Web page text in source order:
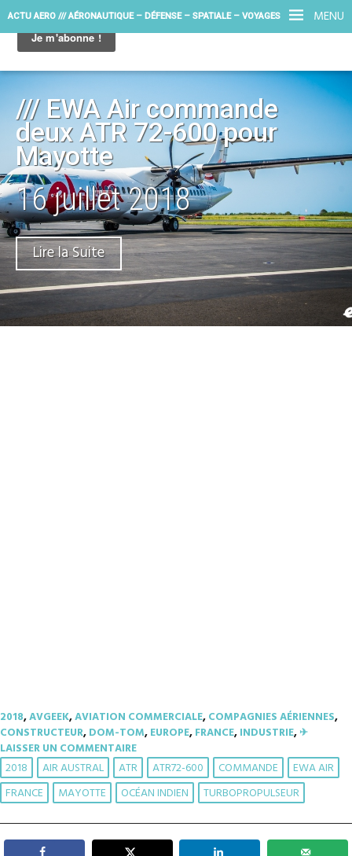
MENU
ACTU AERO /// AÉRONAUTIQUE – DÉFENSE – SPATIALE – VOYAGES
/// EWA Air commande
deux ATR 72-600 pour
Mayotte
16 juillet 2018
Lire la Suite
2018,AVGEEK,AVIATION COMMERCIALE,COMPAGNIES AÉRIENNES,
CONSTRUCTEUR,DOM-TOM,EUROPE,FRANCE,INDUSTRIE,✈︎
LAISSER UN COMMENTAIRE
2018 AIR AUSTRAL ATR ATR72-600 COMMANDE
EWA AIR
FRANCE
MAYOTTE OCÉAN INDIEN TURBOPROPULSEUR